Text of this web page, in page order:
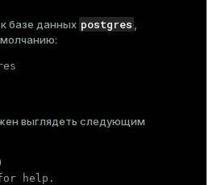
базе данных postgres
выглядеть следующим
help.